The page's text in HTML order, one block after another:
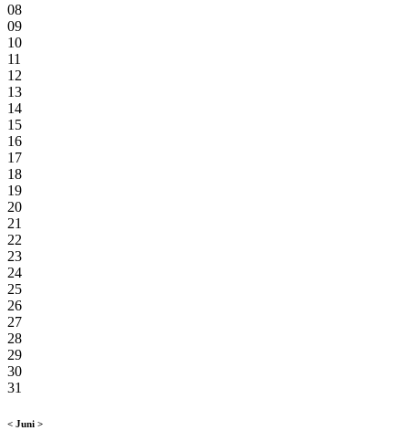
08
09
10
11
12
13
14
15
16
17
18
19
20
21
22
23
24
25
26
27
28
29
30
31
< Juni >